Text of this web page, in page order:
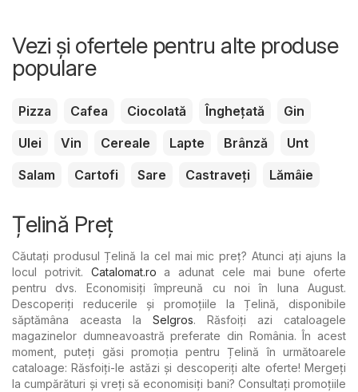
Vezi și ofertele pentru alte produse
populare
Pizza Cafea Ciocolată Înghețată
Gin
Ulei
Vin Cereale Lapte Brânză
Unt
Salam
Cartofi Sare Castraveți Lămâie
Țelină Preț
Căutați produsul Țelină la cel mai mic preț? Atunci ați ajuns la
locul potrivit. Catalomat.ro a adunat cele mai bune oferte
pentru dvs. Economisiți împreună cu noi în luna August.
Descoperiți reducerile și promoțiile la Țelină, disponibile
săptămâna aceasta la Selgros. Răsfoiți azi cataloagele
magazinelor dumneavoastră preferate din România. În acest
moment, puteți găsi promoția pentru Țelină în următoarele
cataloage: Răsfoiți-le astăzi și descoperiți alte oferte! Mergeți
la cumpărături și vreți să economisiți bani? Consultați promoțiile